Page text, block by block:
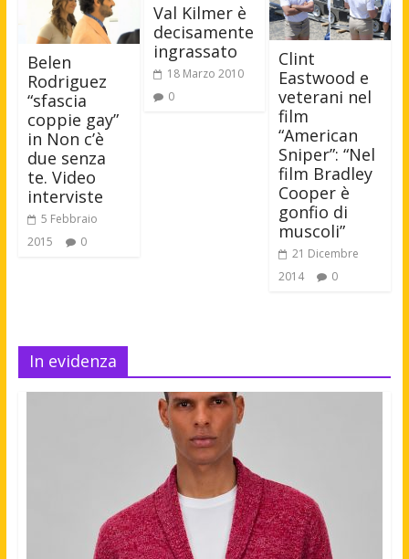
Belen
Rodriguez
“sfascia
coppie gay”
in Non c’è
due senza
te. Video
interviste
5 Febbraio
2015
0
Val Kilmer è
decisamente
ingrassato
18 Marzo 2010
0
Clint
Eastwood e
veterani nel
film
“American
Sniper”: “Nel
film Bradley
Cooper è
gonfio di
muscoli”
21 Dicembre
2014
0
In evidenza